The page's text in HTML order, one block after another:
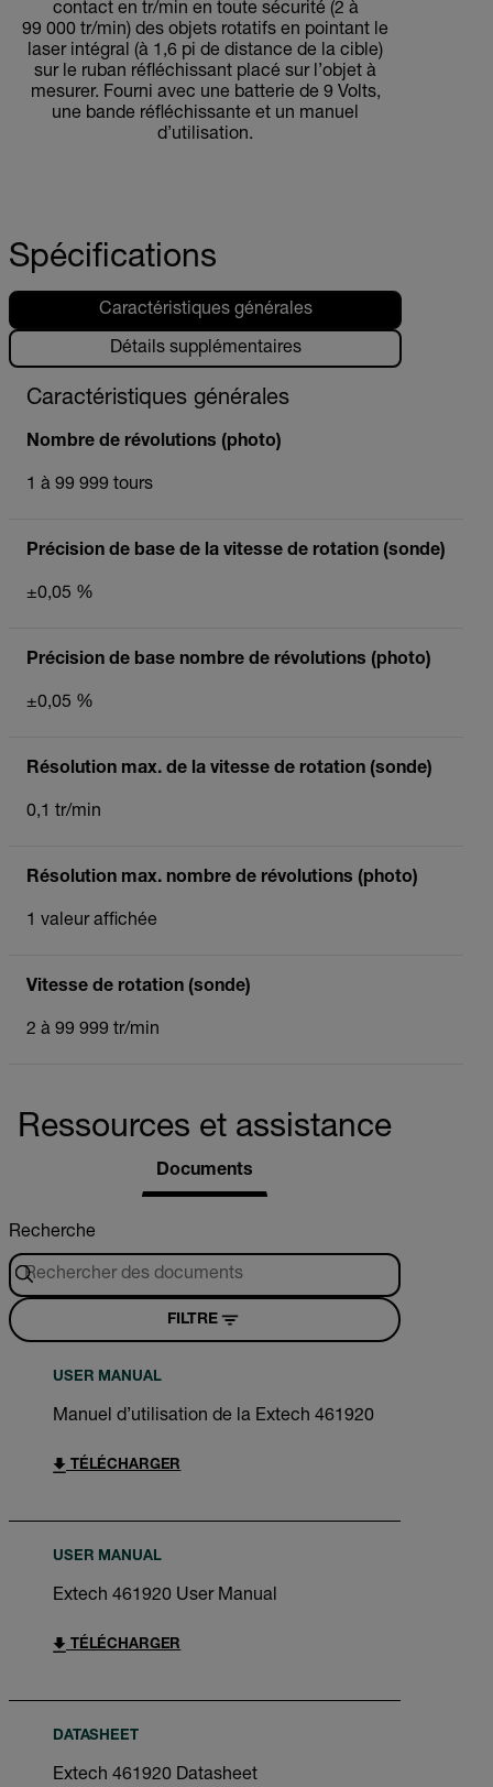
contact en tr/min en toute sécurité (2 à
99 000 tr/min) des objets rotatifs en pointant le
laser intégral (à 1,6 pi de distance de la cible)
sur le ruban réfléchissant placé sur l’objet à
mesurer. Fourni avec une batterie de 9 Volts,
une bande réfléchissante et un manuel
d’utilisation.
Spécifications
Caractéristiques générales
Détails supplémentaires
Caractéristiques générales
Nombre de révolutions (photo)
1 à 99 999 tours
Précision de base de la vitesse de rotation (sonde)
±0,05 %
Précision de base nombre de révolutions (photo)
±0,05 %
Résolution max. de la vitesse de rotation (sonde)
0,1 tr/min
Résolution max. nombre de révolutions (photo)
1 valeur affichée
Vitesse de rotation (sonde)
2 à 99 999 tr/min
Ressources et assistance
Documents
Recherche
FILTRE
USER MANUAL
Manuel d’utilisation de la Extech 461920
TÉLÉCHARGER
USER MANUAL
Extech 461920 User Manual
TÉLÉCHARGER
DATASHEET
Extech 461920 Datasheet